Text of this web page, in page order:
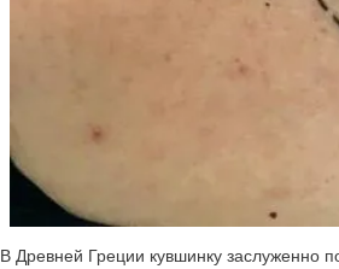
В Древней Греции кувшинку заслуженно